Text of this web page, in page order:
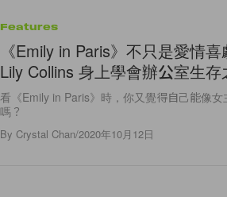
Features
《Emily in Paris》不只是愛情
Lily Collins 身上學會辦公室生存
看《Emily in Paris》時，你又覺得自己能像
嗎？
By Crystal Chan/2020年10月12日